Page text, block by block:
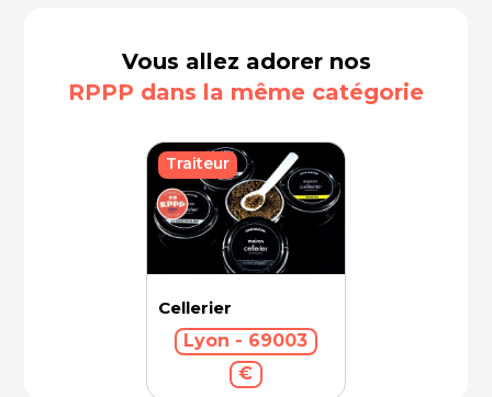
Vous allez adorer nos
RPPP dans la même catégorie
Cellerier
Lyon - 69003
€
Traiteur